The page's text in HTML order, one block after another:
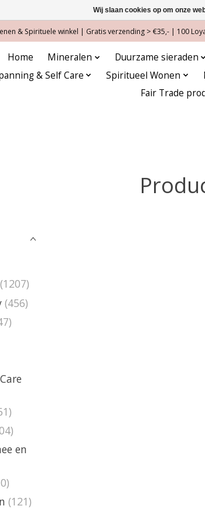
& Spirituele winkel | Gratis verzending > €35,- | 100
Home Mineralen Duurzame sieraden
& Self Care
Spiritueel Wonen
Fair Trade
(1207)
(456)
en
(121)
Wij slaan cookies op om onze